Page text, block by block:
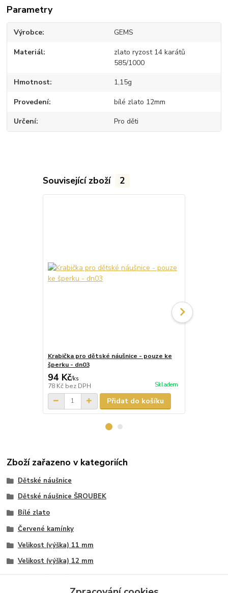
Parametry
Výrobce GEMS
Materiál
zlato ryzost 14 karátů
585/1000
Hmotnost 1,15g
Provedení bílé zlato 12mm
Určení Pro děti
Související zboží 2
Krabička pro dětské náušnice - pouze ke
šperku - dn03
94 Kč/ks
78 Kč bez DPH Skladem
Přidat do košíku
Zboží zařazeno v kategoriích
Dětské náušnice
Dětské náušnice ŠROUBEK
Bílé zlato
Červené kamínky
Velikost (výška) 11 mm
Velikost (výška) 12 mm
Velikost (výška) 13 mm